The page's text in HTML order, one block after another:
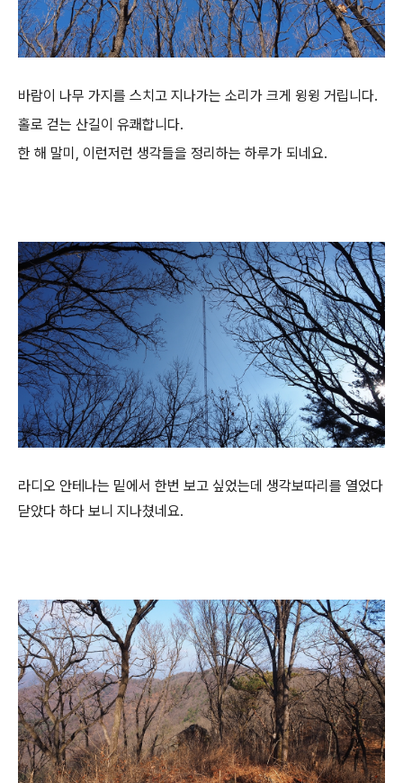
바람이 나무 가지를 스치고 지나가는 소리가 크게 윙윙 거립니다.
홀로 걷는 산길이 유쾌합니다.
한 해 말미, 이런저런 생각들을 정리하는 하루가 되네요.
라디오 안테나는 밑에서 한번 보고 싶었는데 생각보따리를 열었다
닫았다 하다 보니 지나쳤네요.